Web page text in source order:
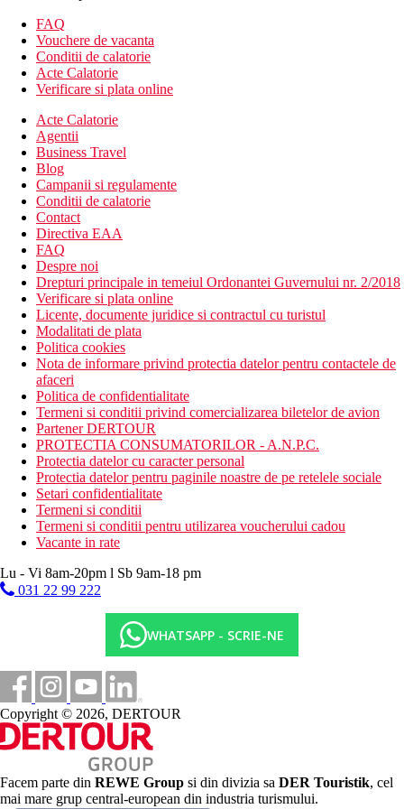
Vatra
Seif
Televizor cu ecran plat
Serviciu de trezire
Fier
Ventilator
Suport de uscare pentru haine
Facilitati de calcat
Zona de relaxare
Pat pliant
Frigider
Intreaga unitate situata la parter
Pardoseala din gresie/marmura
Intrare privata
Ceainic electric
Incalzire
Telefon
Uscator de rufe
Dulap sau dulap
Plasa contra tantarilor
Canale prin satelit
Aer conditionat
Cuier pentru haine
Fumatul interzis
Descrierea hotelului
Piscina in aer liber
Pe malul marii
WiFi gratuit
Restaurant
Centru spa si wellness
Zona de plaja privata
Micul dejun foarte bun
Zona pentru fumatori
Aer conditionat
Inchiriere de masini
Pranzuri la pachet
Facilitati pentru oaspeti cu dizabilitati
Transfer de la aeroport (contra cost)
Camere pentru nefumatori
Room service
Descrierea plajei
FAQ
Vouchere de vacanta
Conditii de calatorie
Acte Calatorie
Verificare si plata online
Acte Calatorie
Agentii
Business Travel
Blog
Campanii si regulamente
Conditii de calatorie
Contact
Directiva EAA
FAQ
Despre noi
Drepturi principale in temeiul Ordonantei Guvernului nr. 2/2018
Verificare si plata online
Licente, documente juridice si contractul cu turistul
Modalitati de plata
Politica cookies
Nota de informare privind protectia datelor pentru contactele de
afaceri
Politica de confidentialitate
Termeni si conditii privind comercializarea biletelor de avion
Partener DERTOUR
PROTECTIA CONSUMATORILOR - A.N.P.C.
Protectia datelor cu caracter personal
Protectia datelor pentru paginile noastre de pe retelele sociale
Setari confidentialitate
Termeni si conditii
Termeni si conditii pentru utilizarea voucherului cadou
Vacante in rate
Lu - Vi 8am-20pm l Sb 9am-18 pm
031 22 99 222
WHATSAPP - SCRIE-NE
Copyright © 2026, DERTOUR
Facem parte din REWE Group si din divizia sa DER Touristik, cel
mai mare grup central-european din industria turismului.